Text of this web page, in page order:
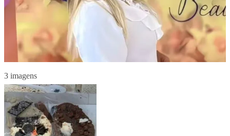
3 imagens